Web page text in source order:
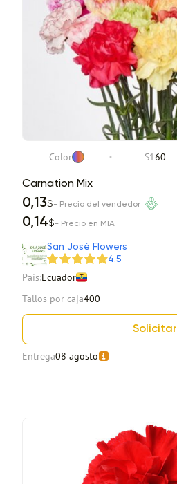
Color S160
Carnation Mix
0,13$- Precio del vendedor
0,14$- Precio en MIA
San José Flowers
4.5
País:Ecuador
Tallos por caja400
Solicitar
Entrega08 agosto